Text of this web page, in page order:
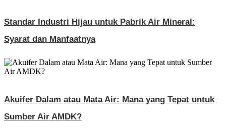
Standar Industri Hijau untuk Pabrik Air Mineral:
Syarat dan Manfaatnya
Akuifer Dalam atau Mata Air: Mana yang Tepat untuk
Sumber Air AMDK?